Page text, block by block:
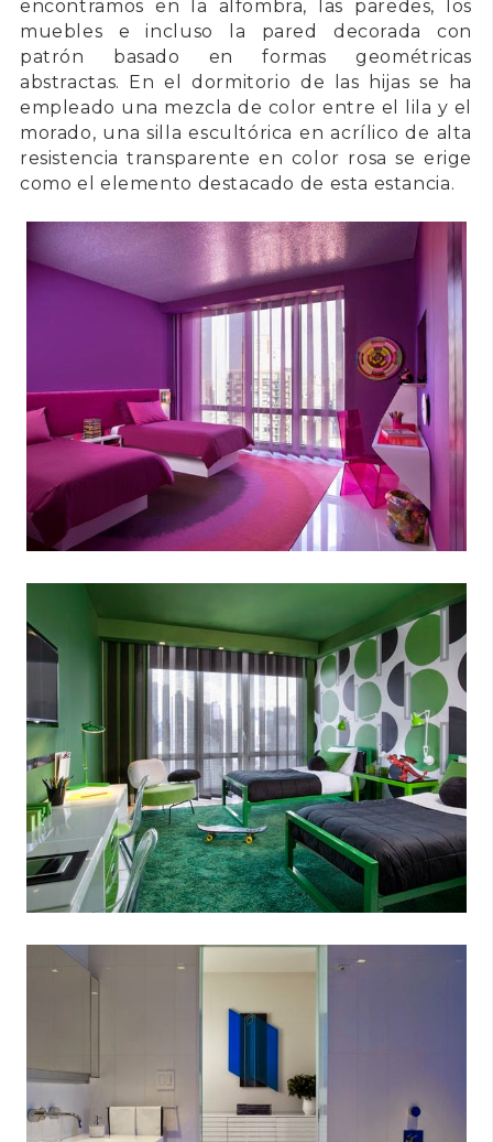
encontramos en la alfombra, las paredes, los
muebles e incluso la pared decorada con
patrón basado en formas geométricas
abstractas. En el dormitorio de las hijas se ha
empleado una mezcla de color entre el lila y el
morado, una silla escultórica en acrílico de alta
resistencia transparente en color rosa se erige
como el elemento destacado de esta estancia.